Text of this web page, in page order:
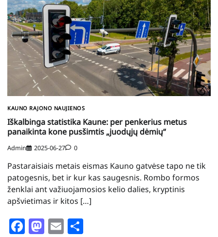
KAUNO RAJONO NAUJIENOS
Iškalbinga statistika Kaune: per penkerius metus
panaikinta kone pusšimtis „juodųjų dėmių“
Admin 2025-06-27 0
Pastaraisiais metais eismas Kauno gatvėse tapo ne tik
patogesnis, bet ir kur kas saugesnis. Rombo formos
ženklai ant važiuojamosios kelio dalies, kryptinis
apšvietimas ir kitos […]
Facebook
Mastodon
Email